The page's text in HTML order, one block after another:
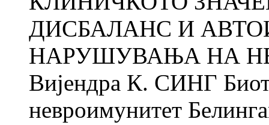
ДИСБАЛАНС И
НАРУШУВАЊА НА
Вијендра К. СИНГ
невроимунитет